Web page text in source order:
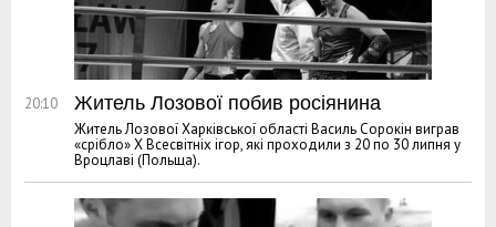
20:10 Житель Лозової побив росіянина
Житель Лозової Харківської області Василь Сорокін виграв
«срібло» Х Всесвітніх ігор, які проходили з 20 по 30 липня у
Вроцлаві (Польща).